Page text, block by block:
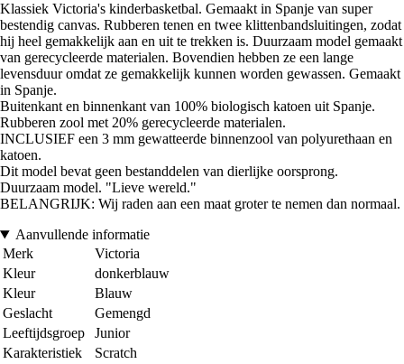
Klassiek Victoria's kinderbasketbal. Gemaakt in Spanje van super
bestendig canvas. Rubberen tenen en twee klittenbandsluitingen, zodat
hij heel gemakkelijk aan en uit te trekken is. Duurzaam model gemaakt
van gerecycleerde materialen. Bovendien hebben ze een lange
levensduur omdat ze gemakkelijk kunnen worden gewassen. Gemaakt
in Spanje.
Buitenkant en binnenkant van 100% biologisch katoen uit Spanje.
Rubberen zool met 20% gerecycleerde materialen.
INCLUSIEF een 3 mm gewatteerde binnenzool van polyurethaan en
katoen.
Dit model bevat geen bestanddelen van dierlijke oorsprong.
Duurzaam model. "Lieve wereld."
BELANGRIJK: Wij raden aan een maat groter te nemen dan normaal.
Aanvullende informatie
Merk
Victoria
Kleur
donkerblauw
Kleur
Blauw
Geslacht
Gemengd
Leeftijdsgroep
Junior
Karakteristiek
Scratch